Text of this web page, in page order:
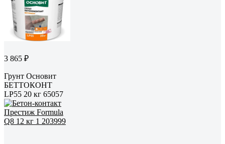
3 865 ₽
Грунт Основит
БЕТТОКОНТ
LP55 20 кг 65057